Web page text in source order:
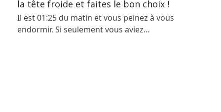
la tête froide et faites le bon choix !
Il est 01:25 du matin et vous peinez à vous
endormir. Si seulement vous aviez…